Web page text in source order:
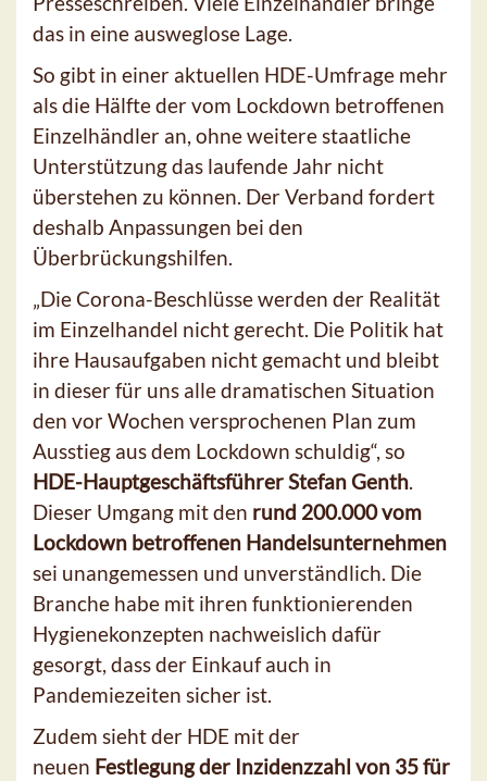
das in eine ausweglose Lage.
So gibt in einer aktuellen HDE-Umfrage mehr
als die Hälfte der vom Lockdown betroffenen
Einzelhändler an, ohne weitere staatliche
Unterstützung das laufende Jahr nicht
überstehen zu können. Der Verband fordert
deshalb Anpassungen bei den
Überbrückungshilfen.
„Die Corona-Beschlüsse werden der Realität
im Einzelhandel nicht gerecht. Die Politik hat
ihre Hausaufgaben nicht gemacht und bleibt
in dieser für uns alle dramatischen Situation
den vor Wochen versprochenen Plan zum
Ausstieg aus dem Lockdown schuldig“, so
HDE-Hauptgeschäftsführer Stefan Genth.
Dieser Umgang mit den rund 200.000 vom
Lockdown betroffenen Handelsunternehmen
sei unangemessen und unverständlich. Die
Branche habe mit ihren funktionierenden
Hygienekonzepten nachweislich dafür
gesorgt, dass der Einkauf auch in
Pandemiezeiten sicher ist.
Zudem sieht der HDE mit der
neuen Festlegung der Inzidenzzahl von 35 für